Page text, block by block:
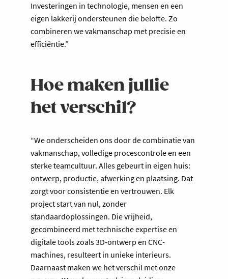
Investeringen in technologie, mensen en een
eigen lakkerij ondersteunen die belofte. Zo
combineren we vakmanschap met precisie en
efficiëntie.”
Hoe maken jullie
het verschil?
“We onderscheiden ons door de combinatie van
vakmanschap, volledige procescontrole en een
sterke teamcultuur. Alles gebeurt in eigen huis:
ontwerp, productie, afwerking en plaatsing. Dat
zorgt voor consistentie en vertrouwen. Elk
project start van nul, zonder
standaardoplossingen. Die vrijheid,
gecombineerd met technische expertise en
digitale tools zoals 3D-ontwerp en CNC-
machines, resulteert in unieke interieurs.
Daarnaast maken we het verschil met onze